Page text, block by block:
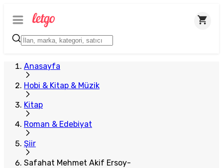
Anasayfa
Hobi & Kitap & Müzik
Kitap
Roman & Edebiyat
Şiir
Safahat Mehmet Akif Ersoy-